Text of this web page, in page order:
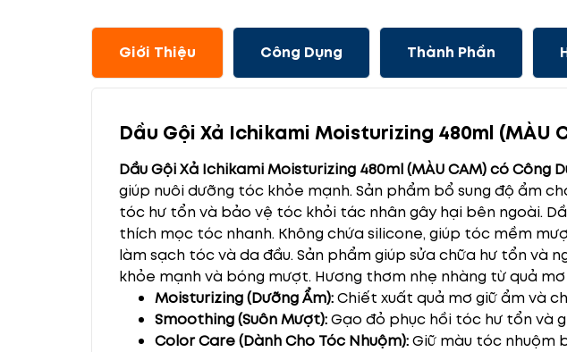
Giới Thiệu Công Dụng Thành Phần
Dầu Gội Xả Ichikami Moisturizing 480ml (MÀU
Dầu Gội Xả Ichikami Moisturizing 480ml (MÀU CAM) có Công
giúp nuôi dưỡng tóc khỏe mạnh. Sản phẩm bổ sung độ ẩm
tóc hư tổn và bảo vệ tóc khỏi tác nhân gây hại bên ngoài.
thích mọc tóc nhanh. Không chứa silicone, giúp tóc mềm
làm sạch tóc và da đầu. Sản phẩm giúp sửa chữa hư tổn và
khỏe mạnh và bóng mượt. Hương thơm nhẹ nhàng từ quả
Moisturizing (Dưỡng Ẩm):Chiết xuất quả mơ giữ ẩm và
Smoothing (Suôn Mượt):Gạo đỏ phục hồi tóc hư tổn và
Color Care (Dành Cho Tóc Nhuộm):Giữ màu tóc nhuộm